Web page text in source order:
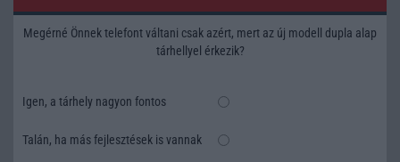
Megérné Önnek telefont váltani csak azért, mert az új modell dupla alap
tárhellyel érkezik?
Igen, a tárhely nagyon fontos
Talán, ha más fejlesztések is vannak